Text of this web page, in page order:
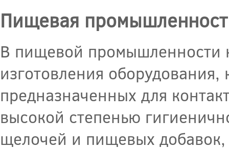
Пищевая
В пищевой промышленности
изготовления
предназначенных для
высокой степенью
щелочей и пищевых